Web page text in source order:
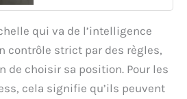
qui va de l’intelligence
contrôle strict par des règles,
de choisir sa position. Pour les
cela signifie qu’ils peuvent